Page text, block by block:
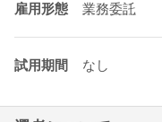
雇用形態 業務委託
試用期間 なし